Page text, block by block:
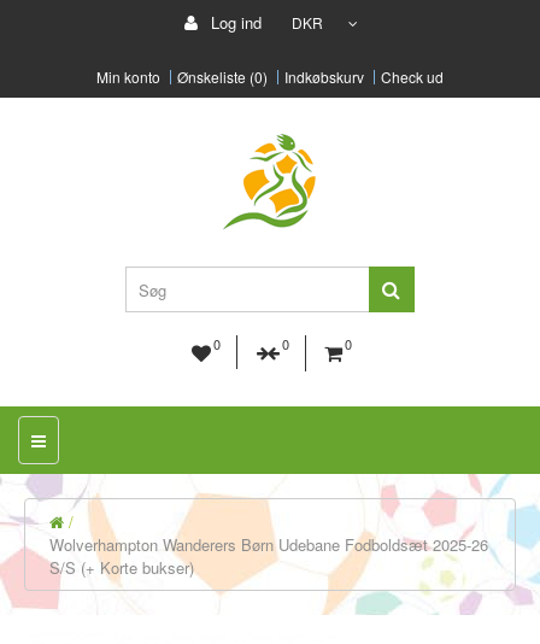
Log ind DKR
Min konto Ønskeliste (0) Indkøbskurv Check ud
0 0 0
Wolverhampton Wanderers Børn Udebane Fodboldsæt 2025-26
S/S (+ Korte bukser)